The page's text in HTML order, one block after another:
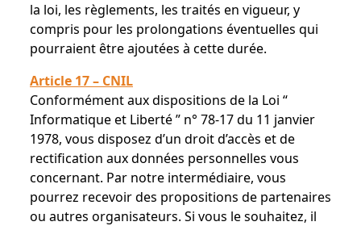
la loi, les règlements, les traités en vigueur, y
compris pour les prolongations éventuelles qui
pourraient être ajoutées à cette durée.
Article 17 – CNIL
Conformément aux dispositions de la Loi “
Informatique et Liberté ” n° 78-17 du 11 janvier
1978, vous disposez d’un droit d’accès et de
rectification aux données personnelles vous
concernant. Par notre intermédiaire, vous
pourrez recevoir des propositions de partenaires
ou autres organisateurs. Si vous le souhaitez, il